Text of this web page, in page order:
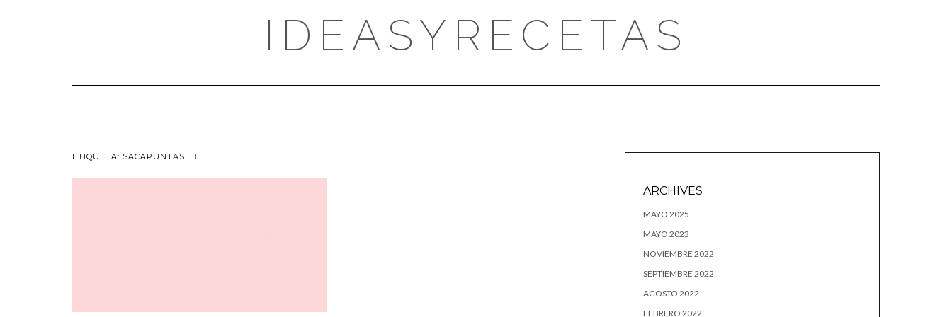
IDEASYRECETAS
ETIQUETA: SACAPUNTAS
ARCHIVES
MAYO 2025
MAYO 2023
NOVIEMBRE 2022
SEPTIEMBRE 2022
AGOSTO 2022
FEBRERO 2022